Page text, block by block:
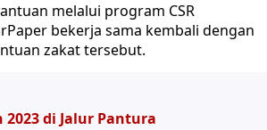
melalui program CSR
bekerja sama kembali dengan
zakat tersebut.
di Jalur Pantura